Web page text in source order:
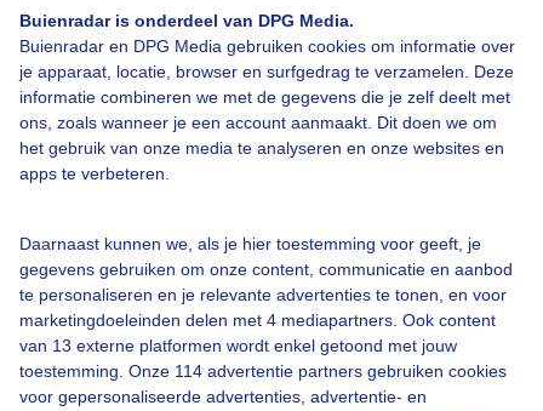
Buienradar is onderdeel van DPG Media.
Buienradar en DPG Media gebruiken cookies om informatie over
je apparaat, locatie, browser en surfgedrag te verzamelen. Deze
informatie combineren we met de gegevens die je zelf deelt met
ons, zoals wanneer je een account aanmaakt. Dit doen we om
het gebruik van onze media te analyseren en onze websites en
apps te verbeteren.
Daarnaast kunnen we, als je hier toestemming voor geeft, je
gegevens gebruiken om onze content, communicatie en aanbod
te personaliseren en je relevante advertenties te tonen, en voor
marketingdoeleinden delen met 4 mediapartners. Ook content
van 13 externe platformen wordt enkel getoond met jouw
toestemming. Onze 114 advertentie partners gebruiken cookies
voor gepersonaliseerde advertenties, advertentie- en
Bekijk slideshow
Een moment geduld aub...